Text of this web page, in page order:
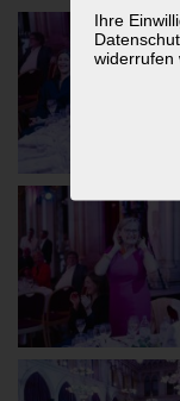
Ihre
widerrufen